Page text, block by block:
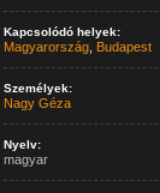
Kapcsolódó helyek:
Magyarország, Budapest
Személyek:
Nagy Géza
Nyelv:
magyar